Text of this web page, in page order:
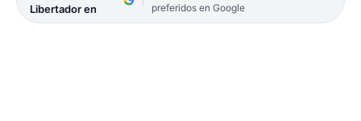
Libertador en
preferidos en Google